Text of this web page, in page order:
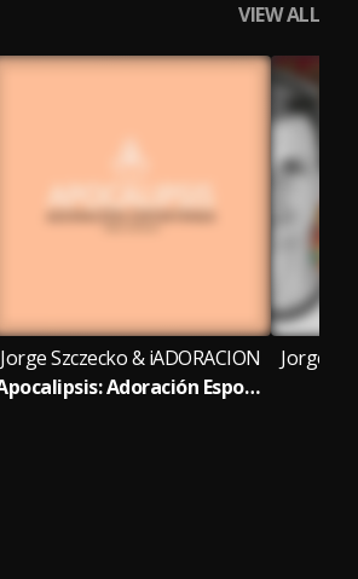
VIEW ALL
Jorge Szczecko & iADORACION
Apocalipsis: Adoración Espontánea
Jorge